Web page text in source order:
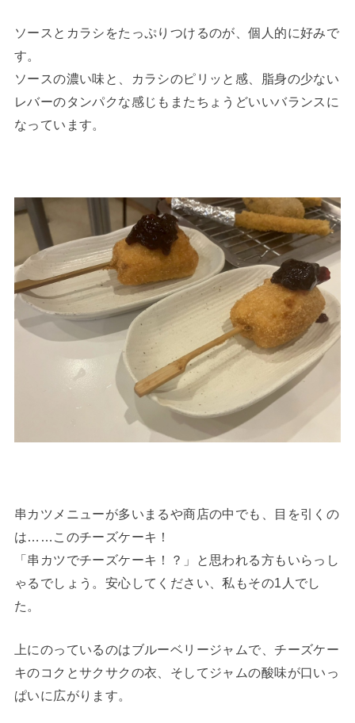
ソースとカラシをたっぷりつけるのが、個人的に好みで
す。
ソースの濃い味と、カラシのピリッと感、脂身の少ない
レバーのタンパクな感じもまたちょうどいいバランスに
なっています。
串カツメニューが多いまるや商店の中でも、目を引くの
は……このチーズケーキ！
「串カツでチーズケーキ！？」と思われる方もいらっし
ゃるでしょう。安心してください、私もその1人でし
た。
上にのっているのはブルーベリージャムで、チーズケー
キのコクとサクサクの衣、そしてジャムの酸味が口いっ
ぱいに広がります。